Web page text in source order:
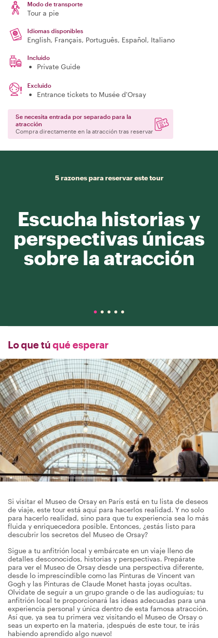
Modo de transporte
Tour a pie
Idiomas disponibles
English, Français, Português, Español, Italiano
Incluido
Private Guide
Excluido
Entrance tickets to Musée d'Orsay
Se necesita entrada por separado para la
atracción
Compra directamente en la atracción tras reservar
5 razones para reservar este tour
Escucha historias y
perspectivas únicas
sobre la atracción
Lo que tú qué esperar
Si visitar el Museo de Orsay en París está en tu lista de deseos
de viaje, este tour está aquí para hacerlos realidad. Y no solo
para hacerlo realidad, sino para que tu experiencia sea lo más
fluida y enriquecedora posible. Entonces, ¿estás listo para
descubrir los secretos del Museo de Orsay?
Sigue a tu anfitrión local y embárcate en un viaje lleno de
detalles desconocidos, historias y perspectivas. Prepárate
para ver el Museo de Orsay desde una perspectiva diferente,
desde lo imprescindible como las Pinturas de Vincent van
Gogh y las Pinturas de Claude Monet hasta joyas ocultas.
Olvídate de seguir a un grupo grande o de las audioguías; tu
anfitrión local te proporcionará las ideas adecuadas para una
experiencia personal y única dentro de esta famosa atracción.
Así que, ya sea tu primera vez visitando el Museo de Orsay o
seas un experto en la materia, ¡después de este tour, te irás
habiendo aprendido algo nuevo!